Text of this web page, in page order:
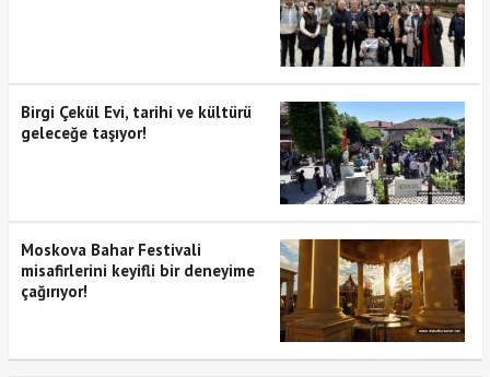
Birgi Çekül Evi, tarihi ve kültürü
geleceğe taşıyor!
Moskova Bahar Festivali
misafirlerini keyifli bir deneyime
çağırıyor!